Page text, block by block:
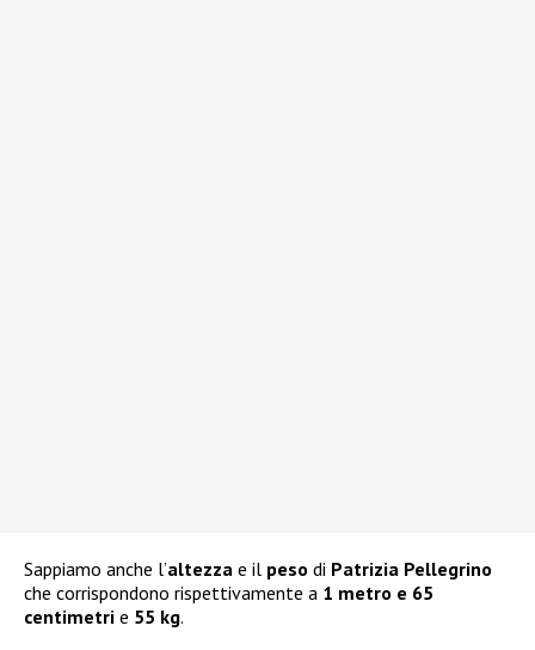
Sappiamo anche l’altezza e il peso di Patrizia Pellegrino
che corrispondono rispettivamente a 1 metro e 65
centimetri e 55 kg.